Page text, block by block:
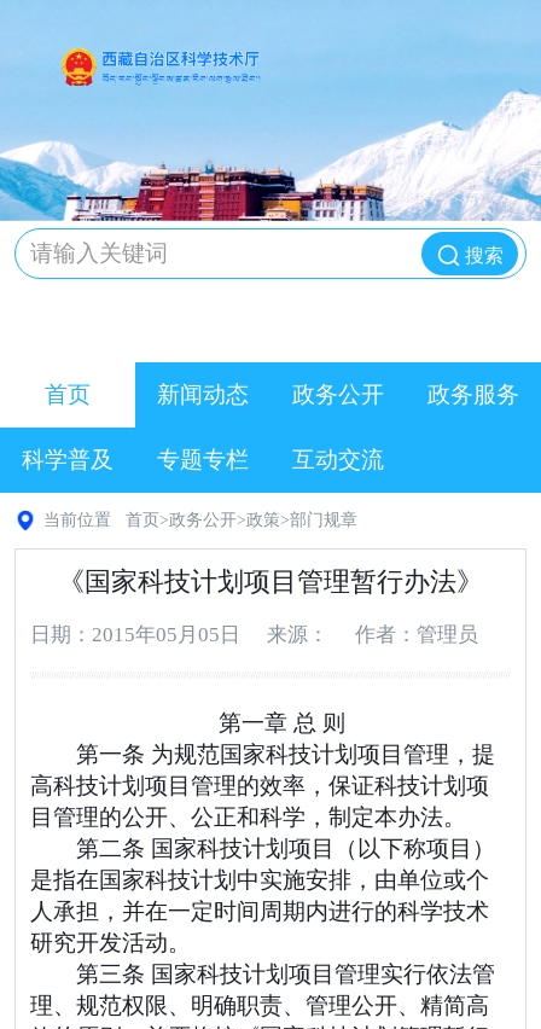
搜索
首页 新闻动态 政务公开 政务服务
科学普及 专题专栏 互动交流
当前位置 首页 >政务公开>政策>部门规章
《国家科技计划项目管理暂行办法》
日期：2015年05月05日 来源： 作者：管理员
第一章 总 则
第一条 为规范国家科技计划项目管理，提
高科技计划项目管理的效率，保证科技计划项
目管理的公开、公正和科学，制定本办法。
第二条 国家科技计划项目（以下称项目）
是指在国家科技计划中实施安排，由单位或个
人承担，并在一定时间周期内进行的科学技术
研究开发活动。
第三条 国家科技计划项目管理实行依法管
理、规范权限、明确职责、管理公开、精简高